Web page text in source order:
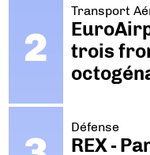
Transport
trois
Défense
REX -